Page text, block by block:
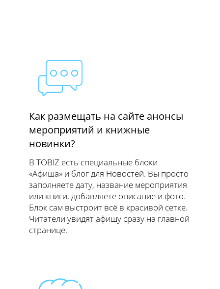
Как размещать на сайте анонсы
мероприятий и книжные
новинки?
В TOBIZ есть специальные блоки
«Афиша» и блог для Новостей. Вы просто
заполняете дату, название мероприятия
или книги, добавляете описание и фото.
Блок сам выстроит всё в красивой сетке.
Читатели увидят афишу сразу на главной
странице.